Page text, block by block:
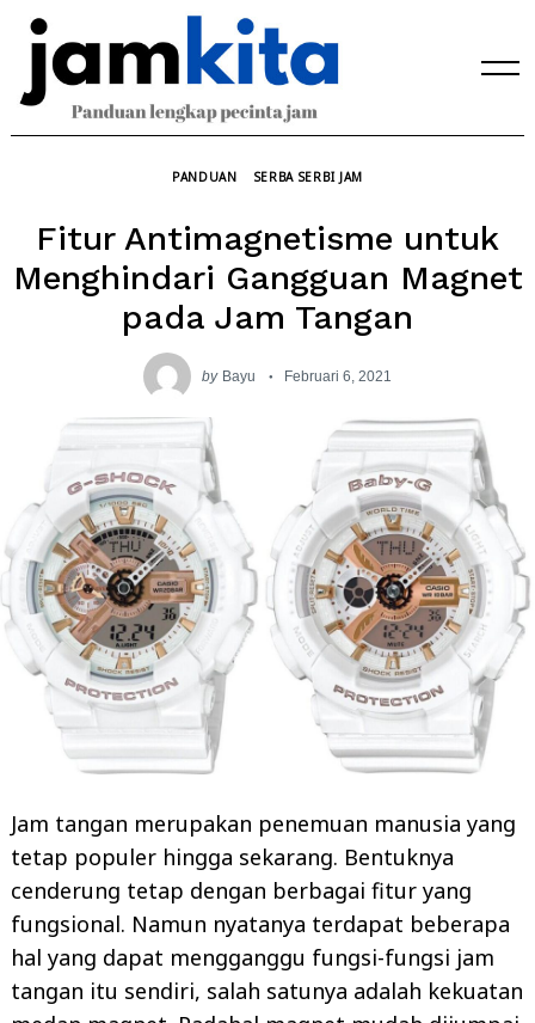
Skip
content
PANDUAN SERBA SERBI JAM
Fitur Antimagnetisme untuk
Menghindari Gangguan Magnet
pada Jam Tangan
by Bayu Februari 6, 2021
Jam tangan merupakan penemuan manusia yang
tetap populer hingga sekarang. Bentuknya
cenderung tetap dengan berbagai fitur yang
fungsional. Namun nyatanya terdapat beberapa
hal yang dapat mengganggu fungsi-fungsi jam
tangan itu sendiri, salah satunya adalah kekuatan